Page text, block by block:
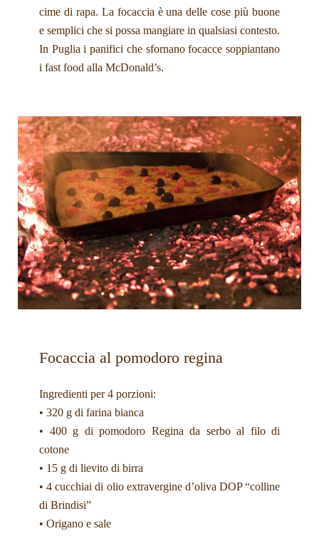
cime di rapa. La focaccia è una delle cose più buone
e semplici che si possa mangiare in qualsiasi contesto.
In Puglia i panifici che sfornano focacce soppiantano
i fast food alla McDonald’s.
Focaccia al pomodoro regina
Ingredienti per 4 porzioni:
• 320 g di farina bianca
• 400 g di pomodoro Regina da serbo al filo di
cotone
• 15 g di lievito di birra
• 4 cucchiai di olio extravergine d’oliva DOP “colline
di Brindisi”
• Origano e sale